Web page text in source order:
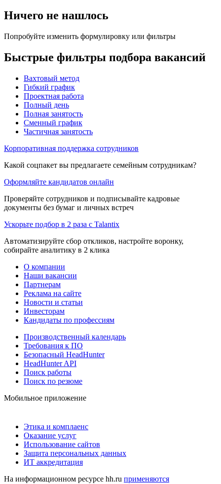
Ничего не нашлось
Попробуйте изменить формулировку или фильтры
Быстрые фильтры подбора вакансий
Вахтовый метод
Гибкий график
Проектная работа
Полный день
Полная занятость
Сменный график
Частичная занятость
Корпоративная поддержка сотрудников
Какой соцпакет вы предлагаете семейным сотрудникам?
Оформляйте кандидатов онлайн
Проверяйте сотрудников и подписывайте кадровые
документы без бумаг и личных встреч
Ускорьте подбор в 2 раза с Talantix
Автоматизируйте сбор откликов, настройте воронку,
собирайте аналитику в 2 клика
О компании
Наши вакансии
Партнерам
Реклама на сайте
Новости и статьи
Инвесторам
Кандидаты по профессиям
Производственный календарь
Требования к ПО
Безопасный HeadHunter
HeadHunter API
Поиск работы
Поиск по резюме
Мобильное приложение
Этика и комплаенс
Оказание услуг
Использование сайтов
Защита персональных данных
ИТ аккредитация
На информационном ресурсе hh.ru применяются